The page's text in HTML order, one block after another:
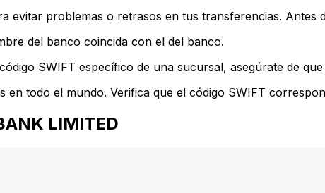
evitar problemas o retrasos en tus transferencias. Antes
del banco coincida con el del banco.
SWIFT específico de una sucursal, asegúrate de
en todo el mundo. Verifica que el código SWIFT
LIMITED